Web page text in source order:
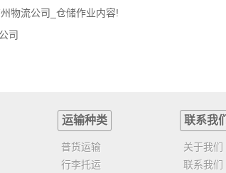
物流公司_仓储作业内容!
司
运输种类
普货运输
行李托运
联系我们
关于我们
联系我们